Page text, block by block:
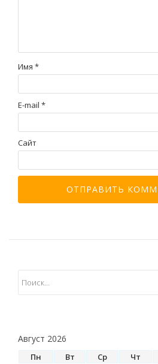
Имя *
E-mail *
Сайт
Август 2026
Пн Вт Ср Чт